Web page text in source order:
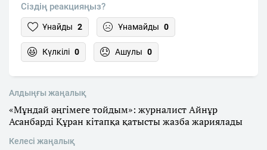
Сіздің реакцияңыз?
Ұнайды 2 Ұнамайды 0
Күлкілі 0 Ашулы 0
Алдыңғы жаңалық
«Мұндай әңгімеге тойдым»: журналист Айнұр
Асанбарді Құран кітапқа қатысты жазба жариялады
Келесі жаңалық